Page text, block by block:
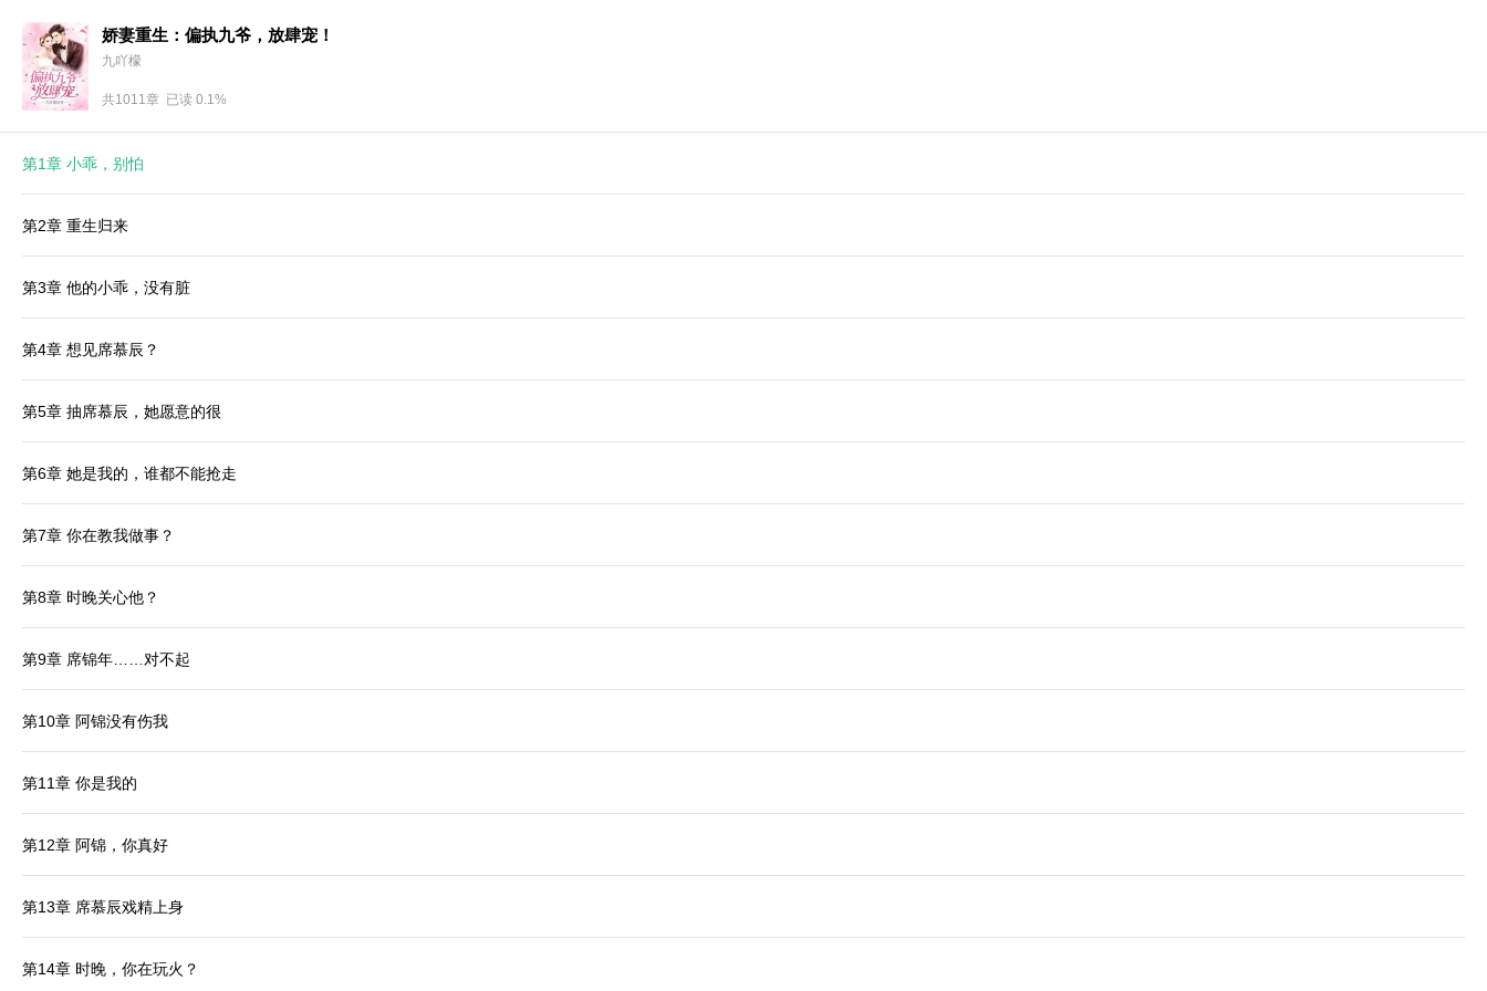
娇妻重生：偏执九爷，放肆宠！
九吖檬
共1011章 已读 0.1%
第1章 小乖，别怕
第2章 重生归来
第3章 他的小乖，没有脏
第4章 想见席慕辰？
第5章 抽席慕辰，她愿意的很
第6章 她是我的，谁都不能抢走
第7章 你在教我做事？
第8章 时晚关心他？
第9章 席锦年……对不起
第10章 阿锦没有伤我
第11章 你是我的
第12章 阿锦，你真好
第13章 席慕辰戏精上身
第14章 时晚，你在玩火？